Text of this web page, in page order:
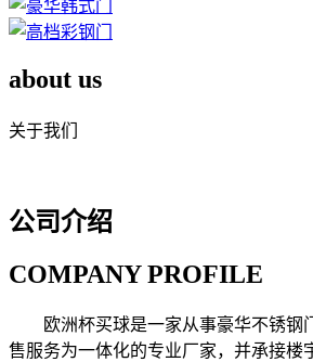
about us
关于我们
公司介绍
COMPANY PROFILE
欧洲杯买球是一家从事豪华不锈钢
售服务为一体化的专业厂家，并承接楼